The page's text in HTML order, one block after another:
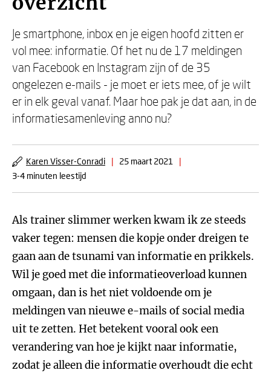
Je smartphone, inbox en je eigen hoofd zitten er
vol mee: informatie. Of het nu de 17 meldingen
van Facebook en Instagram zijn of de 35
ongelezen e-mails - je moet er iets mee, of je wilt
er in elk geval vanaf. Maar hoe pak je dat aan, in de
informatiesamenleving anno nu?
Karen Visser-Conradi | 25 maart 2021
|
3-4 minuten leestijd
Als trainer slimmer werken kwam ik ze steeds
vaker tegen: mensen die kopje onder dreigen te
gaan aan de tsunami van informatie en prikkels.
Wil je goed met die informatieoverload kunnen
omgaan, dan is het niet voldoende om je
meldingen van nieuwe e-mails of social media
uit te zetten. Het betekent vooral ook een
verandering van hoe je kijkt naar informatie,
zodat je alleen die informatie overhoudt die echt